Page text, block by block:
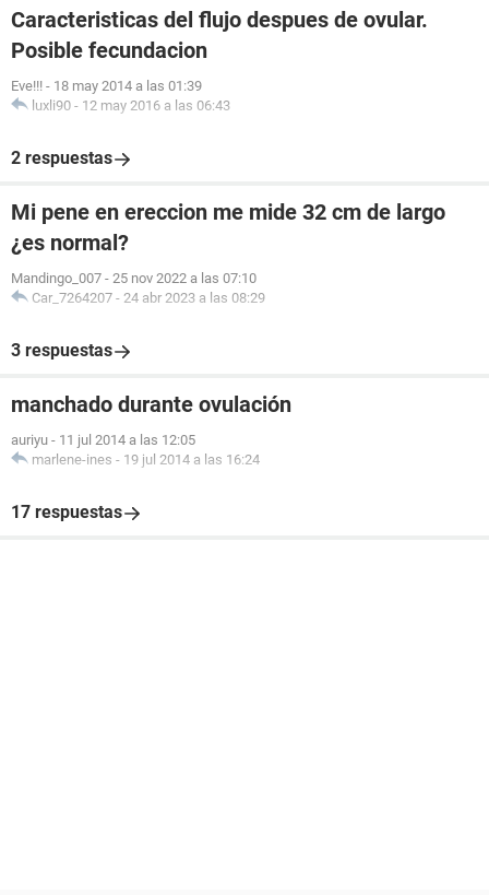
Caracteristicas del flujo despues de ovular.
Posible fecundacion
Eve!!! - 18 may 2014 a las 01:39
luxli90 - 12 may 2016 a las 06:43
2 respuestas
Mi pene en ereccion me mide 32 cm de largo
¿es normal?
Mandingo_007 - 25 nov 2022 a las 07:10
Car_7264207 - 24 abr 2023 a las 08:29
3 respuestas
manchado durante ovulación
auriyu - 11 jul 2014 a las 12:05
marlene-ines - 19 jul 2014 a las 16:24
17 respuestas